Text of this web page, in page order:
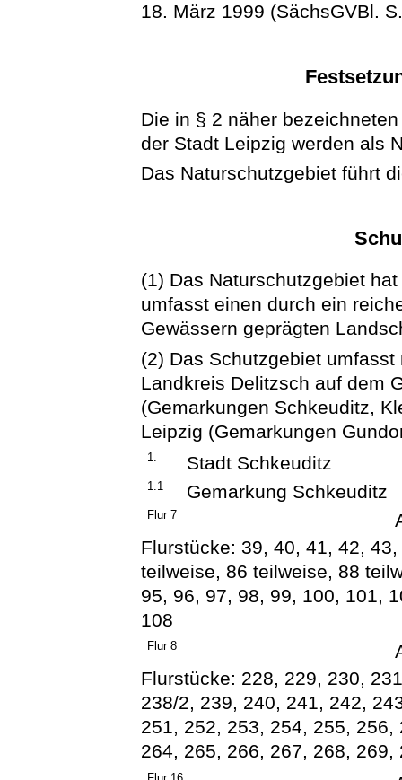
18. März 1999 (SächsGVBl.
Die in § 2 näher
der Stadt Leipzig werden als
Das Naturschutzgebiet führt
(1) Das Naturschutzgebiet
umfasst einen durch ein
Gewässern geprägten
(2) Das Schutzgebiet
Landkreis Delitzsch auf dem
(Gemarkungen Schkeuditz,
Leipzig (Gemarkungen
1. Stadt Schkeuditz
1.1 Gemarkung Schkeuditz
Flur 7
Flurstücke: 39, 40, 41, 42,
teilweise, 86 teilweise, 88
95, 96, 97, 98, 99, 100, 101,
108
Flur 8
Flurstücke: 228, 229, 230,
238/2, 239, 240, 241, 242,
251, 252, 253, 254, 255,
264, 265, 266, 267, 268,